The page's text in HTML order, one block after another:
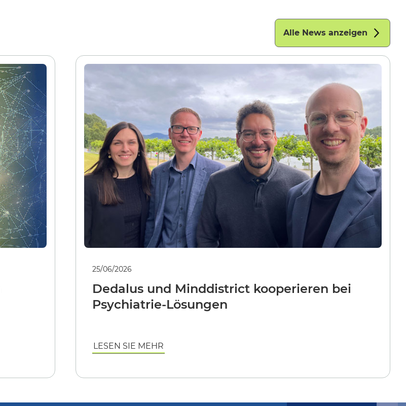
Alle News anzeigen
25/06/2026
Dedalus und Minddistrict kooperieren bei
Psychiatrie-Lösungen
LESEN SIE MEHR